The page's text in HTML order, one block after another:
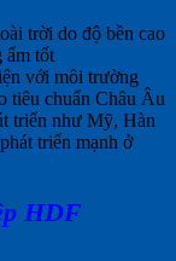
trời do độ bền cao
ẩm tốt
với môi trường
tiêu chuẩn Châu Âu
triển như Mỹ, Hàn
triển mạnh ở
HDF